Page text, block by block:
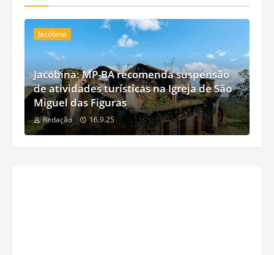
Jacobina
Jacobina: MP-BA recomenda suspensão
de atividades turísticas na Igreja de São
Miguel das Figuras
Redação 16.9.25